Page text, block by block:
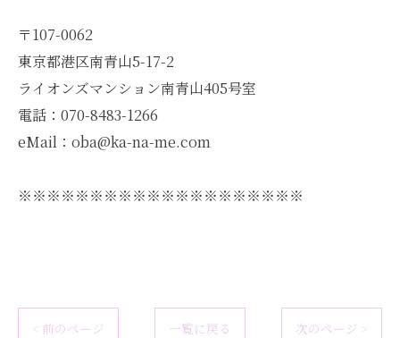
〒107-0062
東京都港区南青山5-17-2
ライオンズマンション南青山405号室
電話：070-8483-1266
eMail：oba@ka-na-me.com
※※※※※※※※※※※※※※※※※※※※
< 前のページ 一覧に戻る 次のページ >